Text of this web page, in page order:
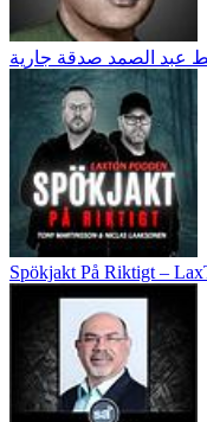
عبد الصمد صدقة جارية
Spökjakt På Riktigt –